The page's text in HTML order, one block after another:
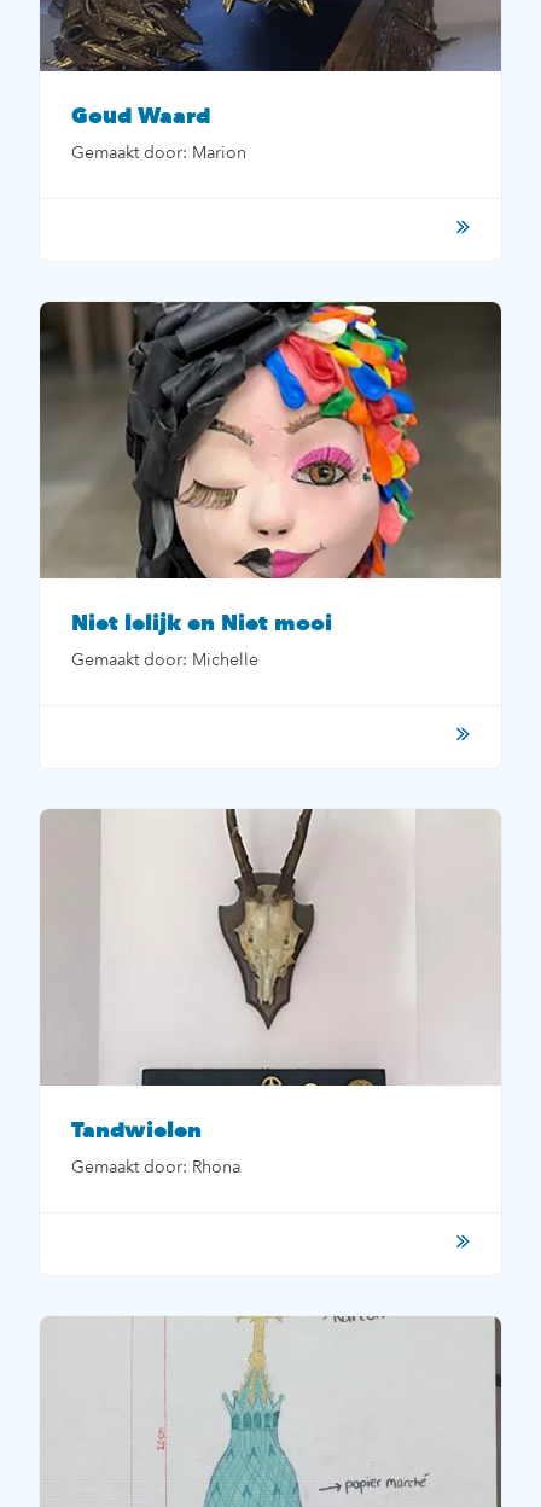
Goud Waard
Gemaakt door: Marion
Niet lelijk en Niet mooi
Gemaakt door: Michelle
Tandwielen
Gemaakt door: Rhona